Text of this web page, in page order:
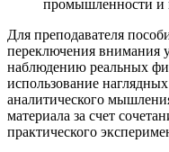
промышленности и
Для преподавателя
переключения внимания
наблюдению реальных
использование
аналитического
материала за счет
практического